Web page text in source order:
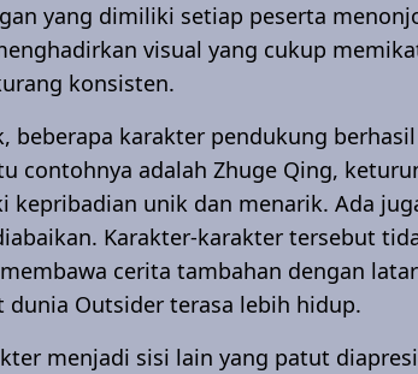
yang dimiliki setiap peserta
visual yang cukup
konsisten.
beberapa karakter pendukung
contohnya adalah Zhuge Qing,
kepribadian unik dan menarik. Ada
Karakter-karakter tersebut
cerita tambahan dengan
dunia Outsider terasa lebih hidup.
menjadi sisi lain yang patut